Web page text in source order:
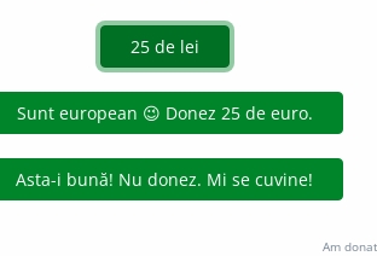
german, născut în 1862: tendențe
acțiuni
Am